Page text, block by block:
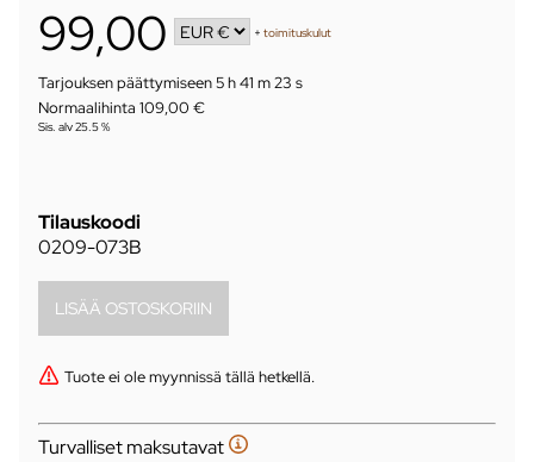
99,00 +toimituskulut
Tarjouksen päättymiseen5 h 41 m 22 s
Normaalihinta 109,00 €
Sis. alv 25.5 %
Tilauskoodi
0209-073B
Tuote ei ole myynnissä tällä hetkellä.
Turvalliset maksutavat